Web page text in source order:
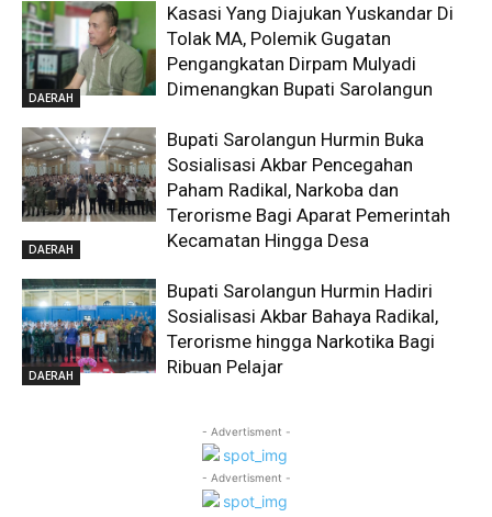
DAERAH
Kasasi Yang Diajukan Yuskandar Di
Tolak MA, Polemik Gugatan
Pengangkatan Dirpam Mulyadi
Dimenangkan Bupati Sarolangun
DAERAH
Bupati Sarolangun Hurmin Buka
Sosialisasi Akbar Pencegahan
Paham Radikal, Narkoba dan
Terorisme Bagi Aparat Pemerintah
Kecamatan Hingga Desa
DAERAH
Bupati Sarolangun Hurmin Hadiri
Sosialisasi Akbar Bahaya Radikal,
Terorisme hingga Narkotika Bagi
Ribuan Pelajar
- Advertisment -
- Advertisment -